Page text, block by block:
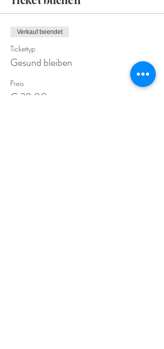
Verkauf beendet
Tickettyp
Gesund bleiben
Preis
€ 39,00